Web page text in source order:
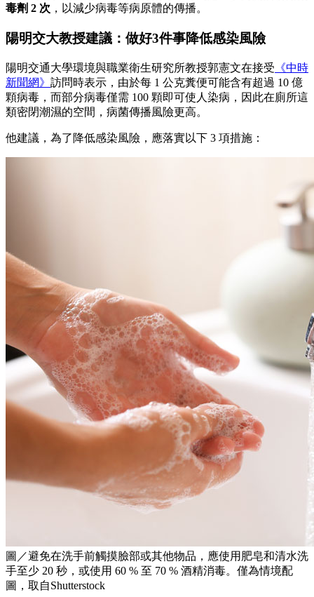
毒劑 2 次 ，以減少病毒等病原體的傳播。
陽明交大教授建議：做好3件事降低感染風險
陽明交通大學環境與職業衛生研究所教授郭憲文在接受 《中時
新聞網》 訪問時表示，由於每 1 公克糞便可能含有超過 10 億
顆病毒，而部分病毒僅需 100 顆即可使人染病，因此在廁所這
類密閉潮濕的空間，病菌傳播風險更高。
他建議，為了降低感染風險，應落實以下 3 項措施：
圖／避免在洗手前觸摸臉部或其他物品，應使用肥皂和清水洗
手至少 20 秒，或使用 60 % 至 70 % 酒精消毒。僅為情境配
圖，取自Shutterstock